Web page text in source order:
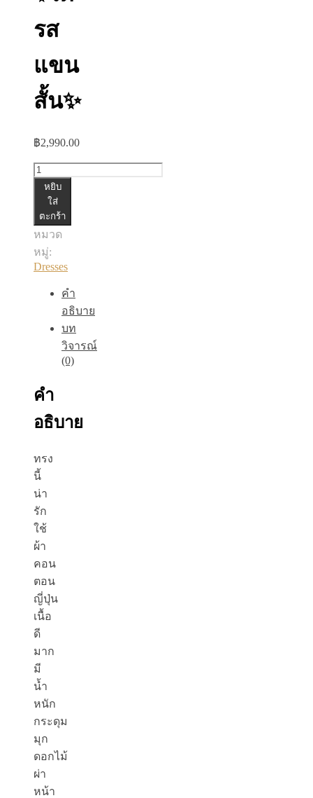
รส
แขน
สั้น✨
฿2,990.00
จำนวน
✨เด
แขน
สั้น✨
ชิ้น
หยิบ
ใส่
ตะกร้า
หมวด
หมู่:
Dresses
คำ
อธิบาย
บท
วิจารณ์
(0)
คำ
อธิบาย
ทรง
นี้
น่า
รัก
ใช้
ผ้า
คอน
ตอน
ญี่ปุ่น
เนื้อ
ดี
มาก
มี
น้ำ
หนัก
กระดุม
มุก
ดอกไม้
ผ่า
หน้า